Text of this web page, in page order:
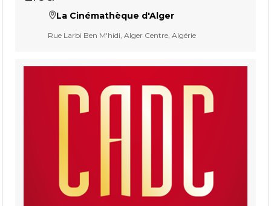
La Cinémathèque d'Alger
Rue Larbi Ben M'hidi, Alger Centre, Algérie